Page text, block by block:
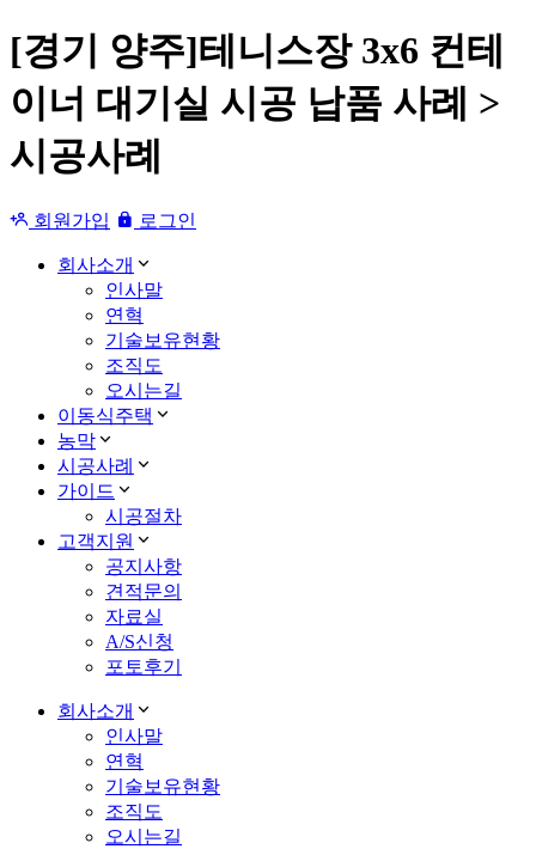
[경기 양주]테니스장 3x6 컨테
이너 대기실 시공 납품 사례 >
시공사례
회원가입 로그인
회사소개
인사말
연혁
기술보유현황
조직도
오시는길
이동식주택
농막
시공사례
가이드
시공절차
고객지원
공지사항
견적문의
자료실
A/S신청
포토후기
회사소개
인사말
연혁
기술보유현황
조직도
오시는길